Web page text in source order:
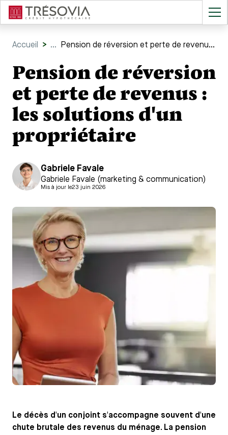
Accueil > ... Pension de réversion et perte de revenus : les solutions d'un propriétaire
Pension de réversion
et perte de revenus :
les solutions d'un
propriétaire
Gabriele Favale
Gabriele Favale (marketing & communication)
Mis à jour le23 juin 2026
Le décès d'un conjoint s'accompagne souvent d'une
chute brutale des revenus du ménage. La pension